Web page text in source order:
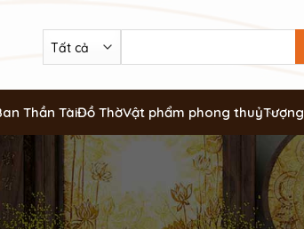
Thần TàiĐồ ThờVật phẩm phong thuỷTượng